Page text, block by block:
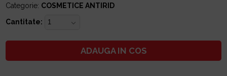
Categorie: COSMETICE ANTIRID
Cantitate:
ADAUGA IN COS